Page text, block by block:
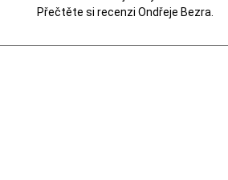
Přečtěte si recenzi Ondřeje Bezra.